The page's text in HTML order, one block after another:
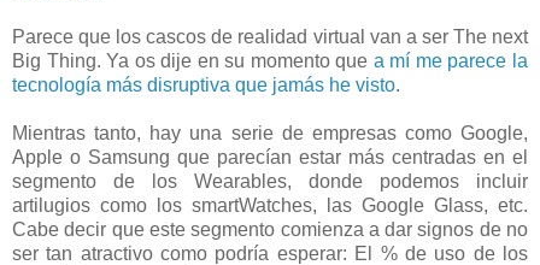
Parece que los cascos de realidad virtual van a ser The next
Big Thing. Ya os dije en su momento que a mí me parece la
tecnología más disruptiva que jamás he visto.
Mientras tanto, hay una serie de empresas como Google,
Apple o Samsung que parecían estar más centradas en el
segmento de los Wearables, donde podemos incluir
artilugios como los smartWatches, las Google Glass, etc.
Cabe decir que este segmento comienza a dar signos de no
ser tan atractivo como podría esperar: El % de uso de los